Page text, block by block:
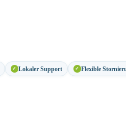
✓ Lokaler Support ✓ Flexible